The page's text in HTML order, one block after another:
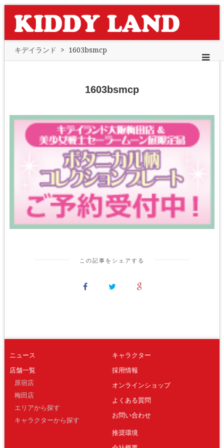
キデイランド > 1603bsmcp
1603bsmcp
この記事をシェアする
ニュース
店舗一覧
原宿店
梅田店
エリアから探す
キャラクターから探す
キャラクター
採用情報
オンラインショップ
よくある質問
お問い合わせ
推奨環境